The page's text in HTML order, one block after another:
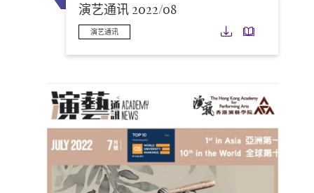
演艺通讯 2022/08
演艺通讯 下载